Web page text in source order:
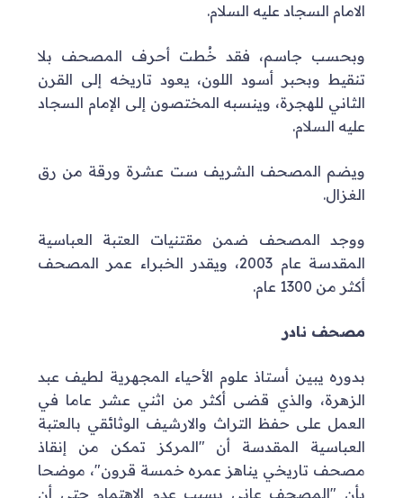
الامام السجاد عليه السلام.
وبحسب جاسم، فقد خُطت أحرف المصحف بلا
تنقيط وبحبر أسود اللون، يعود تاريخه إلى القرن
الثاني للهجرة، وينسبه المختصون إلى الإمام السجاد
عليه السلام.
ويضم المصحف الشريف ست عشرة ورقة من رق
الغزال.
ووجد المصحف ضمن مقتنيات العتبة العباسية
المقدسة عام 2003، ويقدر الخبراء عمر المصحف
أكثر من 1300 عام.
مصحف نادر
بدوره يبين أستاذ علوم الأحياء المجهرية لطيف عبد
الزهرة، والذي قضى أكثر من اثني عشر عاما في
العمل على حفظ التراث والارشيف الوثائقي بالعتبة
العباسية المقدسة أن "المركز تمكن من إنقاذ
مصحف تاريخي يناهز عمره خمسة قرون"، موضحا
بأن "المصحف عانى بسبب عدم الاهتمام حتى أن